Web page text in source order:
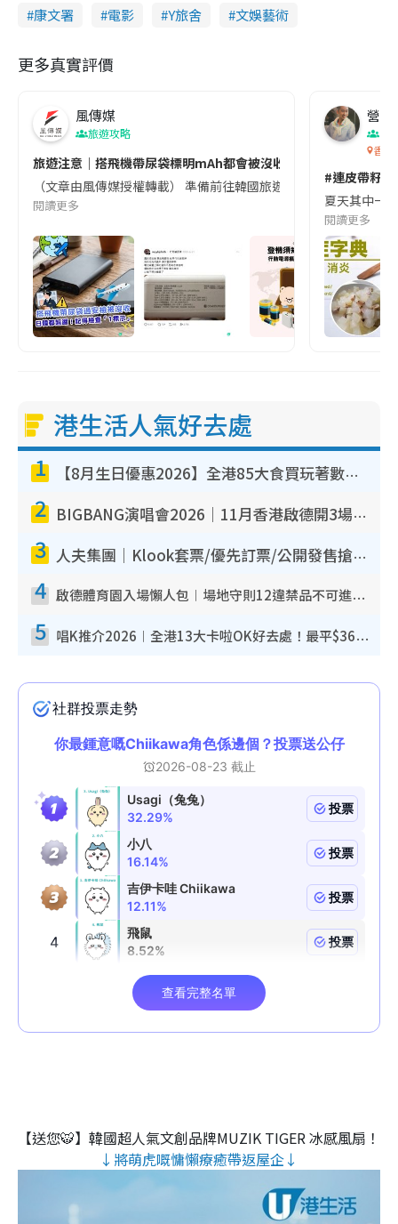
康文署 電影 Y旅舍 文娛藝術
更多真實評價
風傳媒
旅遊攻略
旅遊注意｜搭飛機帶尿袋標明mAh都會被沒收😱出發前切記檢查
（文章由風傳媒授權轉載） 準備前往韓國旅遊的民眾，近期要
閱讀更多
營養
香港
#連皮帶籽
夏天其中一
閱讀更多
港生活人氣好去處
1 【8月生日優惠2026】全港85大食買玩著數攻略 自助餐/火鍋放題同行免費＋誠品/DONKI送現金券
2 BIGBANG演唱會2026｜11月香港啟德開3場！實名制VIP申請、優先購票攻略
3 人夫集團｜Klook套票/優先訂票/公開發售搶飛攻略！附票價.購票連結.場地座位表
4 啟德體育園入場懶人包︱場地守則12違禁品不可進場准帶細水樽但全場禁樽蓋！應援牌有限制！
5 唱K推介2026︱全港13大卡啦OK好去處！最平$36起 日文K都有！(附地址+收費詳情)
【送您🐯】韓國超人氣文創品牌MUZIK TIGER 冰感風扇！
↓將萌虎嘅慵懶療癒帶返屋企↓